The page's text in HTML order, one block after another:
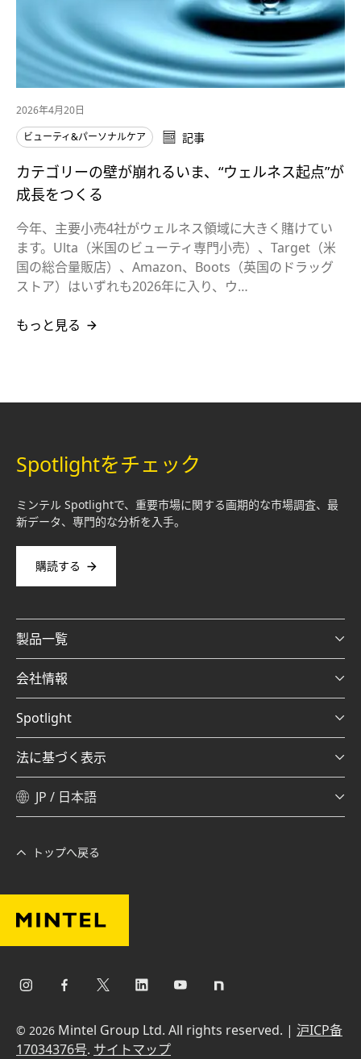
2026年4月20日
ビューティ&パーソナルケア
記事
カテゴリーの壁が崩れるいま、“ウェルネス起点”が
成長をつくる
今年、主要小売4社がウェルネス領域に大きく賭けてい
ます。Ulta（米国のビューティ専門小売）、Target（米
国の総合量販店）、Amazon、Boots（英国のドラッグ
ストア）はいずれも2026年に入り、ウ…
もっと見る
Spotlightをチェック
ミンテル Spotlightで、重要市場に関する画期的な市場調査、最
新データ、専門的な分析を入手。
購読する
製品一覧
会社情報
Spotlight
法に基づく表示
JP / 日本語
トップへ戻る
© 2026 Mintel Group Ltd. All rights reserved. | 沪ICP备
17034376号. サイトマップ